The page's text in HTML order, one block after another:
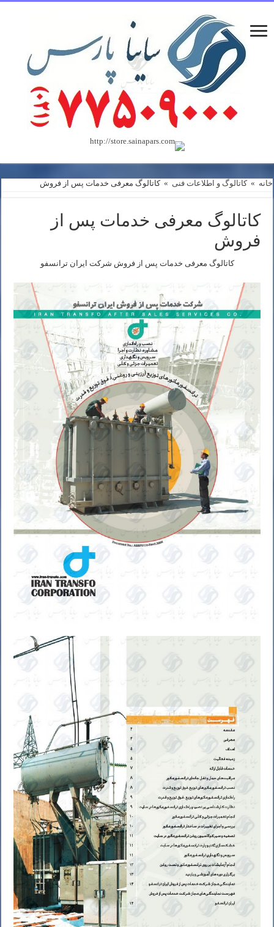
خانه » کاتالوگ و اطلاعات فنی » کاتالوگ معرفی خدمات پس از فروش
کاتالوگ معرفی خدمات پس از
فروش
کاتالوگ معرفی خدمات پس از فروش شرکت ايران ترانسفو